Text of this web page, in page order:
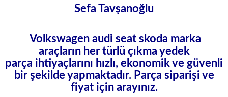
Sefa Tavşanoğlu
Volkswagen audi seat skoda marka
araçların her türlü çıkma yedek
parça ihtiyaçlarını hızlı, ekonomik ve güvenli
bir şekilde yapmaktadır. Parça siparişi ve
fiyat için arayınız.